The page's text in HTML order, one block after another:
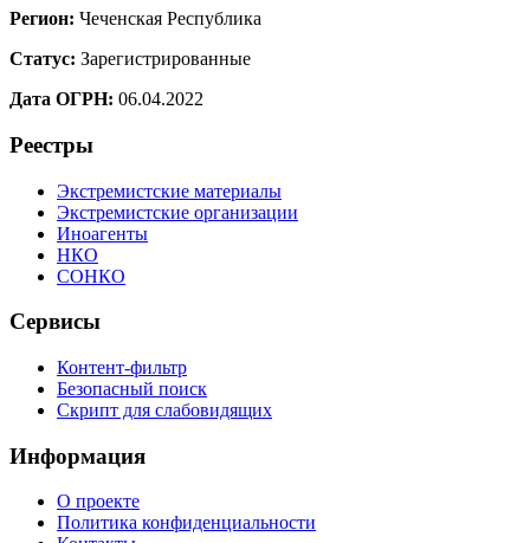
Регион: Чеченская Республика
Статус: Зарегистрированные
Дата ОГРН: 06.04.2022
Реестры
Экстремистские материалы
Экстремистские организации
Иноагенты
НКО
СОНКО
Сервисы
Контент-фильтр
Безопасный поиск
Скрипт для слабовидящих
Информация
О проекте
Политика конфиденциальности